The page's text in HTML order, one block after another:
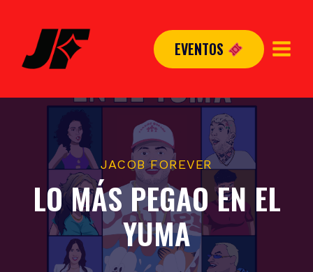
content
EVENTOS
JACOB FOREVER
LO MÁS PEGAO EN EL
YUMA